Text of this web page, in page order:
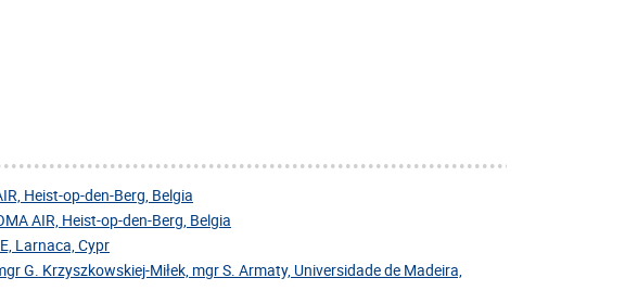
Heist-op-den-Berg, Belgia
AIR, Heist-op-den-Berg, Belgia
Larnaca, Cypr
G. Krzyszkowskiej-Miłek, mgr S. Armaty, Universidade de Madeira,